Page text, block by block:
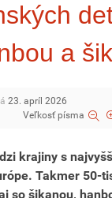
a
23. apríl 2026
Veľkosť písma
krajiny s
Takmer 50-
so šikanou,